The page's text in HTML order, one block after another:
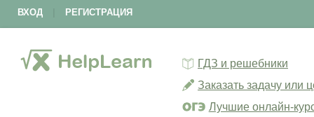
ВХОД РЕГИСТРАЦИЯ
ГДЗ и решебники
Заказать задачу или
Лучшие онлайн-